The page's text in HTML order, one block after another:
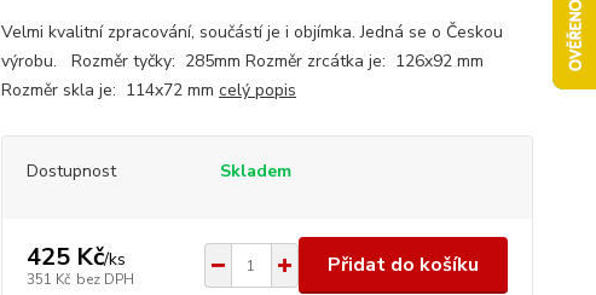
Velmi kvalitní zpracování, součástí je i objímka. Jedná se o Českou
výrobu. Rozměr tyčky: 285mm Rozměr zrcátka je: 126x92 mm
Rozměr skla je: 114x72 mm celý popis
Dostupnost Skladem
425 Kč/ks
351 Kč bez DPH
Přidat do košíku